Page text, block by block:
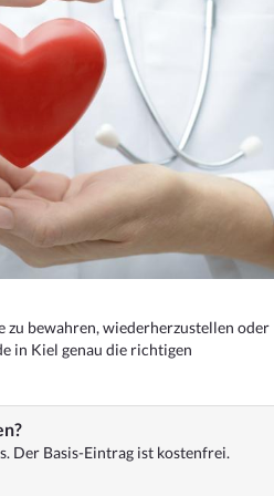
zu bewahren, wiederherzustellen oder
in Kiel genau die richtigen
Der Basis-Eintrag ist kostenfrei.